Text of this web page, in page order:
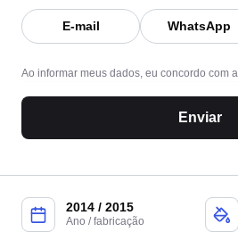
2014 / 2015
Ano / fabricação
E-mail WhatsApp
Ao informar meus dados, eu concordo com a
Enviar